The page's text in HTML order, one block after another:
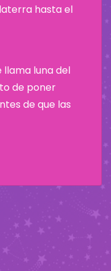
hasta el
llama luna del
de poner
de que las